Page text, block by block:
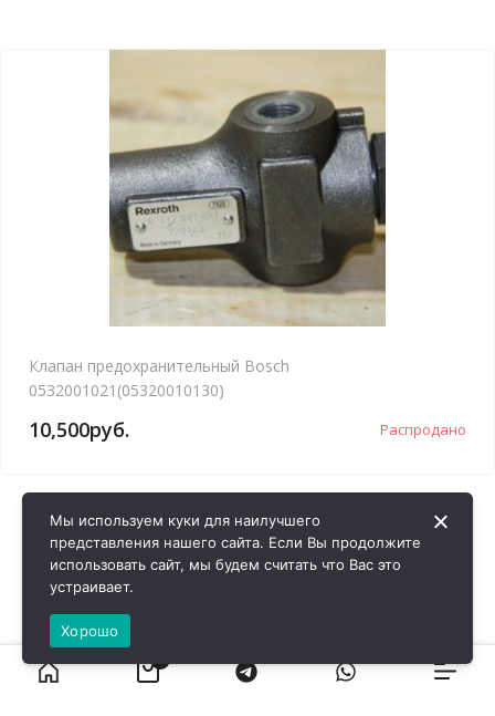
Клапан предохранительный Bosch
0532001021(05320010130)
10,500руб. Распродано
Мы используем куки для наилучшего
представления нашего сайта. Если Вы продолжите
использовать сайт, мы будем считать что Вас это
устраивает.
Хорошо